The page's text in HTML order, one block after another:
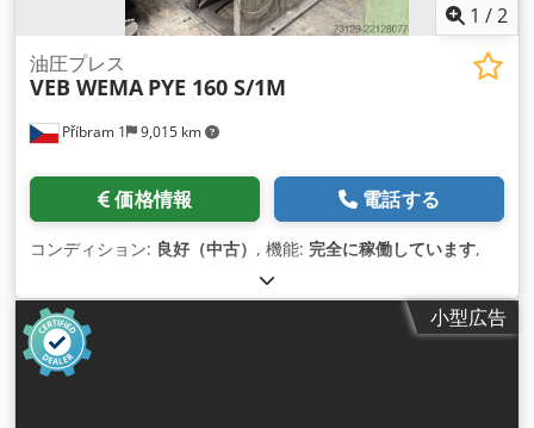
1 /2
Příbram 1 9,015 km
油圧プレス
VEB WEMA PYE 160 S/1M
価格情報 電話する
コンディション: 良好（中古） , 機能: 完全に稼働しています,
小型広告